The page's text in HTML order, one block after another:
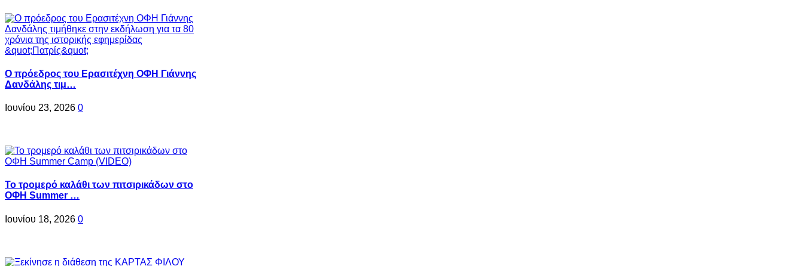
Ο πρόεδρος του Ερασιτέχνη ΟΦΗ Γιάννης
Δανδάλης τιμ…
Ιουνίου 23, 2026 0
Το τρομερό καλάθι των πιτσιρικάδων στο
ΟΦΗ Summer …
Ιουνίου 18, 2026 0